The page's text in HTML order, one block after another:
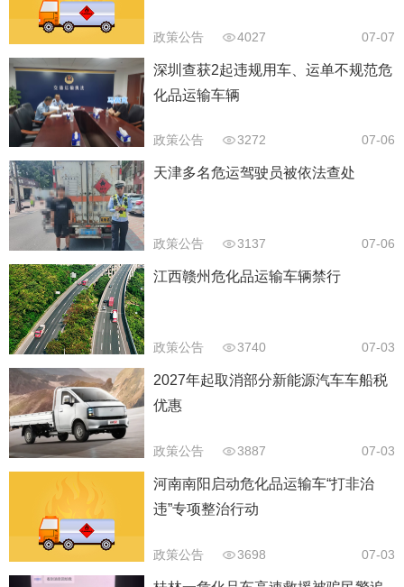
政策公告 4027 07-07
深圳查获2起违规用车、运单不规范危
化品运输车辆
政策公告 3272 07-06
天津多名危运驾驶员被依法查处
政策公告 3137 07-06
江西赣州危化品运输车辆禁行
政策公告 3740 07-03
2027年起取消部分新能源汽车车船税
优惠
政策公告 3887 07-03
河南南阳启动危化品运输车“打非治
违”专项整治行动
政策公告 3698 07-03